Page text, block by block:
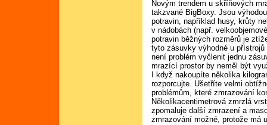
Novým trendem u skříňových
takzvané BigBoxy. Jsou
potravin, například husy, krůty
v nádobách (např.
potravin běžných rozměrů je
tyto zásuvky výhodné u
není problém vyčlenit jednu
mrazící prostor by neměl být
I když nakoupíte několika
rozporcujte. Ušetříte velmi
problémům, které zmrazování
Několikacentimetrová zmrzlá
zpomaluje další zmrazení a
zmrazování možné, protože má